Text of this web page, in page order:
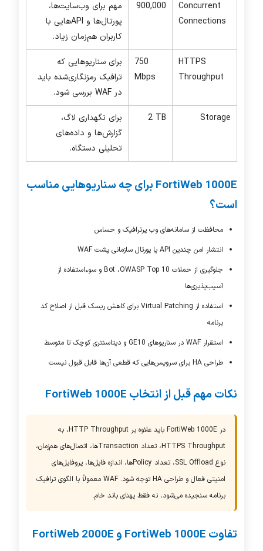
Concurrent
Connections
900,000
مهم برای وب‌سایت‌ها،
پورتال‌ها و APIهایی با
کاربران هم‌زمان زیاد.
HTTPS
Throughput
750
Mbps
برای سناریوهایی که
ترافیک رمزنگاری‌شده باید
در WAF بررسی شود.
Storage
2 TB
برای نگهداری لاگ،
گزارش‌ها و داده‌های
تحلیلی دستگاه.
FortiWeb 1000E برای چه سناریوهایی مناسب
است؟
محافظت از سامانه‌های وب پرترافیک و حساس
انتشار امن چندین API یا پورتال سازمانی پشتWAF
جلوگیری از حملات OWASP Top 10
، Bot و سوءاستفاده از
آسیب‌پذیری‌ها
استفاده از Virtual Patching برای کاهش ریسک قبل از اصلاح کد
برنامه
استقرارWAF در سناریوهای 10 GE و دیتاسنتری کوچک تا متوسط
طراحی HA برای سرویس‌هایی که قطعی آن‌ها قابل قبول نیست
نکات مهم قبل از انتخاب FortiWeb 1000E
در FortiWeb 1000E باید علاوه بر HTTP Throughput، به
HTTPS Throughput
، تعداد Transactionها، اتصال‌های هم‌زمان،
نوع SSL Offload، تعداد Policyها، اندازه فایل‌ها، پروفایل‌های
امنیتی فعال و طراحی HAتوجه شود.WAF معمولاً با الگوی ترافیک
برنامه سنجیده می‌شود، نه فقط پهنای باند خام.
تفاوت FortiWeb 1000E وFortiWeb 2000E